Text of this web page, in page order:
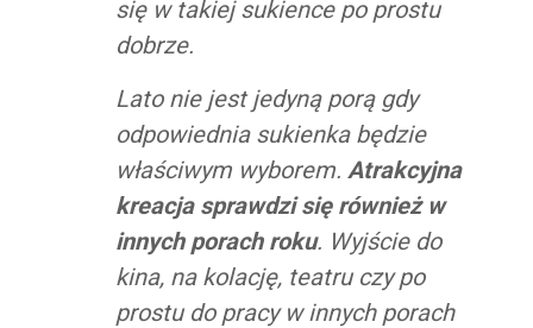
się w takiej sukience po prostu
dobrze.
Lato nie jest jedyną porą gdy
odpowiednia sukienka będzie
właściwym wyborem. Atrakcyjna
kreacja sprawdzi się również w
innych porach roku. Wyjście do
kina, na kolację, teatru czy po
prostu do pracy w innych porach